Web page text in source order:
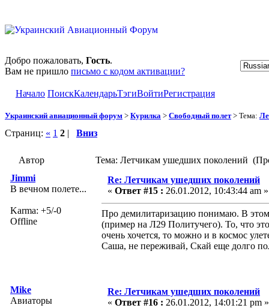
Добро пожаловать, Гость.
Вам не пришло письмо с кодом активации?
Начало ПоискКалендарьТэгиВойтиРегистрация
Украинский авиационный форум > Курилка > Свободный полет> Тема:
Страниц: « 1 2 | Вниз
Автор
Тема: Летчикам ушедших поколений
Jimmi
В вечном полете...
Karma: +5/-0
Offline
Re: Летчикам ушедших поколений
« Ответ #15 : 26.01.2012, 10:43:44 am »
Про демилитаризацию понимаю. В этом
(пример на Л29 Политучего). То, что
очень хочется, то можно и в космос
Саша, не переживай, Скай еще долго
Mike
Авиаторы
Re: Летчикам ушедших поколений
« Ответ #16 : 26.01.2012, 14:01:21 pm »